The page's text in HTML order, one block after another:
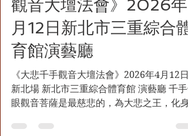
3月31日 讀畢需時 2 分鐘
佛教法會訊息:《大悲千手
觀音大壇法會》2026年
月12日新北市三重綜合體
育館演藝廳